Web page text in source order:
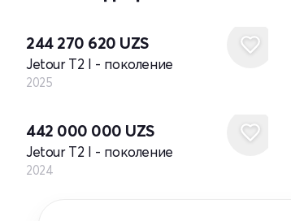
244 270 620 UZS
Jetour T2 I - поколение
2025
442 000 000 UZS
Jetour T2 I - поколение
2024